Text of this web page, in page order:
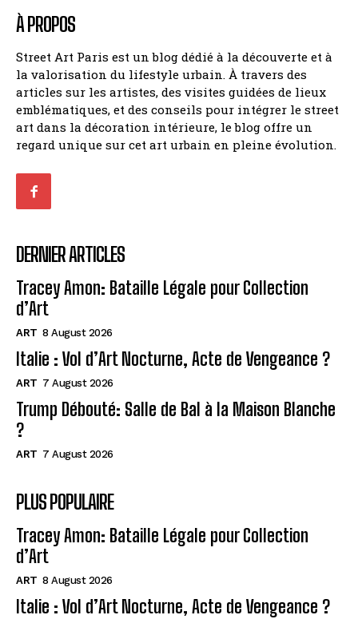
À PROPOS
Street Art Paris est un blog dédié à la découverte et à
la valorisation du lifestyle urbain. À travers des
articles sur les artistes, des visites guidées de lieux
emblématiques, et des conseils pour intégrer le street
art dans la décoration intérieure, le blog offre un
regard unique sur cet art urbain en pleine évolution.
DERNIER ARTICLES
Tracey Amon: Bataille Légale pour Collection
d’Art
ART 8 August 2026
Italie : Vol d’Art Nocturne, Acte de Vengeance ?
ART 7 August 2026
Trump Débouté: Salle de Bal à la Maison Blanche
?
ART 7 August 2026
PLUS POPULAIRE
Tracey Amon: Bataille Légale pour Collection
d’Art
ART 8 August 2026
Italie : Vol d’Art Nocturne, Acte de Vengeance ?